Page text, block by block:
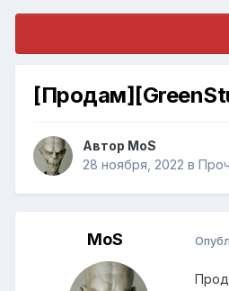
Автор MoS
28 ноября, 2022 в
MoS